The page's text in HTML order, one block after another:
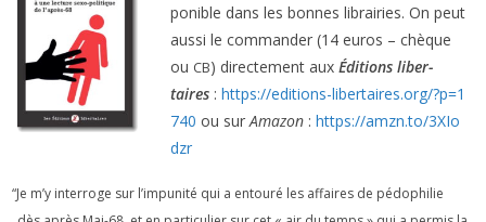
po­nible dans les bonnes librai­ries. On peut
aus­si le com­man­der (14 euros – chèque
ou CB) direc­te­ment aux Éditions liber­
taires : https://​edi​tions​-liber​taires​.org/​?​p​=​1
740 ou sur Amazon : https://​amzn​.to/​3​X​I​o​
dzr
“Je m’y inter­roge sur l’impunité qui a entou­ré les affaires de pédo­phi­lie